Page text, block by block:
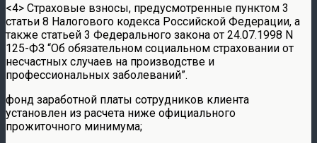
<4> Страховые взносы, предусмотренные пунктом 3
статьи 8 Налогового кодекса Российской Федерации, а
также статьей 3 Федерального закона от 24.07.1998 N
125-ФЗ “Об обязательном социальном страховании от
несчастных случаев на производстве и
профессиональных заболеваний”.
фонд заработной платы сотрудников клиента
установлен из расчета ниже официального
прожиточного минимума;